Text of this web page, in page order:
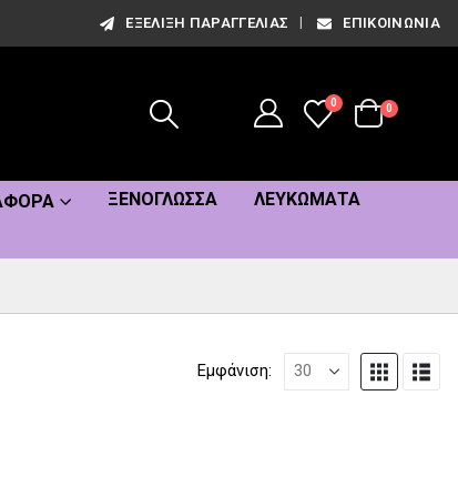
ΕΞΈΛΙΞΗ ΠΑΡΑΓΓΕΛΊΑΣ ΕΠΙΚΟΙΝΩΝΊΑ
0
0
ΞΕΝΌΓΛΩΣΣΑ
ΛΕΥΚΏΜΑΤΑ
Εμφάνιση: